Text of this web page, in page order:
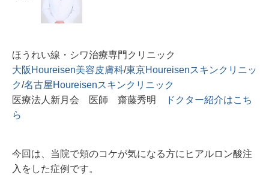
ほうれい線・シワ治療専門クリニック
大阪Houreisen美容皮膚科/東京Houreisenスキンクリニッ
ク/名古屋Houreisenスキンクリニック
医療法人新月会 医師 齋藤秀明
ドクター紹介はこち
ら
今回は、当院で頬のコケが気になる方にヒアルロン酸注
入をした症例です。